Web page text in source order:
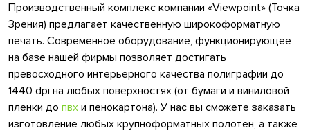
Производственный комплекс компании «Viewpoint» (Точка
Зрения) предлагает качественную широкоформатную
печать. Современное оборудование, функционирующее
на базе нашей фирмы позволяет достигать
превосходного интерьерного качества полиграфии до
1440 dpi на любых поверхностях (от бумаги и виниловой
пленки до пвх и пенокартона). У нас вы сможете заказать
изготовление любых крупноформатных полотен, а также